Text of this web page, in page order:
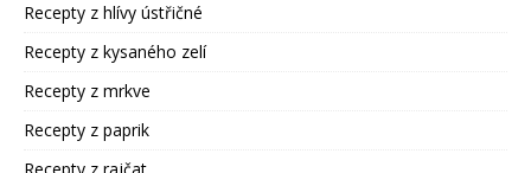
Recepty z hlívy ústřičné
Recepty z kysaného zelí
Recepty z mrkve
Recepty z paprik